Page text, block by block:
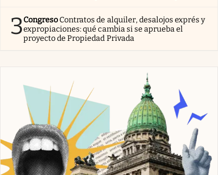
3Congreso Contratos de alquiler, desalojos exprés y
expropiaciones: qué cambia si se aprueba el
proyecto de Propiedad Privada